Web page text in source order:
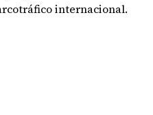
internacional.